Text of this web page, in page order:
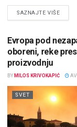
SAZNAJTE VIŠE
Evropa pod
oboreni, reke
proizvodnju
BY MILOS KRIVOKAPIĆ
SVET